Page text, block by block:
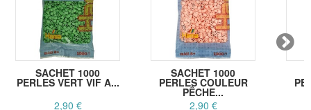
SACHET 1000
PERLES VERT VIF A...
2,90 €
SACHET 1000
PERLES COULEUR
PÊCHE...
2,90 €